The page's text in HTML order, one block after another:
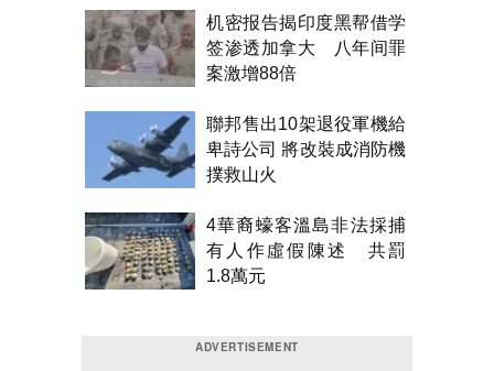
机密报告揭印度黑帮借学
签渗透加拿大 八年间罪
案激增88倍
聯邦售出10架退役軍機給
卑詩公司 將改裝成消防機
撲救山火
4華裔蠔客溫島非法採捕
有人作虛假陳述 共罰
1.8萬元